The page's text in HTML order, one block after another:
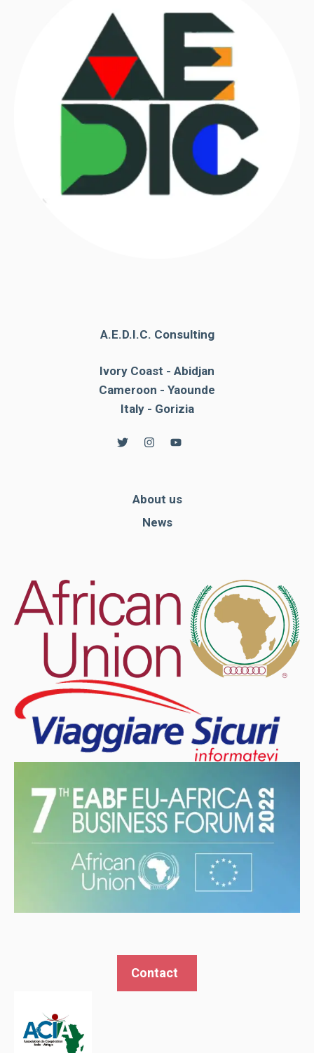
A.E.D.I.C. Consulting
Ivory Coast - Abidjan
Cameroon - Yaounde
Italy - Gorizia
About us
News
Contact